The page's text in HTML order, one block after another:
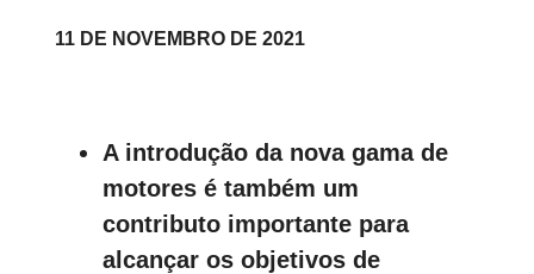
11 DE NOVEMBRO DE 2021
A introdução da nova gama de
motores é também um
contributo importante para
alcançar os objetivos de